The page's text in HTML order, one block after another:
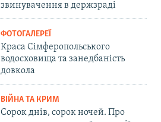
звинувачення в держзраді
ФОТОГАЛЕРЕЇ
Краса Сімферопольського
водосховища та занедбаність
довкола
ВІЙНА ТА КРИМ
Сорок днів, сорок ночей. Про